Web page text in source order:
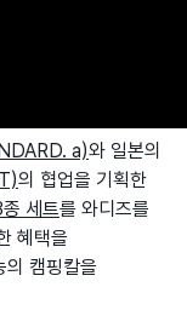
a)와 일본의
의 협업을 기획한
세트를 와디즈를
혜택을
의 캠핑칼을